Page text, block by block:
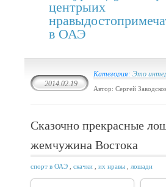
центрыих
нравы
в ОАЭ
2014.02.19
Категория: Это
Автор: Сергей
Сказочно прекрасные
жемчужина Востока
спорт в ОАЭ скачки их нравы лошади